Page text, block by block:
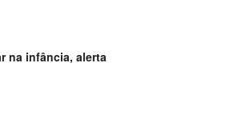
na infância, alerta